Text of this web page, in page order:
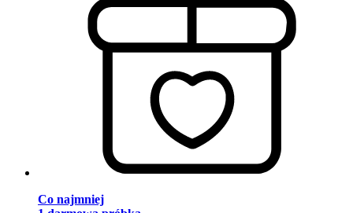
Co najmniej